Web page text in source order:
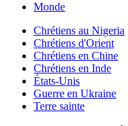
Monde
Chrétiens au Nigeria
Chrétiens d'Orient
Chrétiens en Chine
Chrétiens en Inde
États-Unis
Guerre en Ukraine
Terre sainte